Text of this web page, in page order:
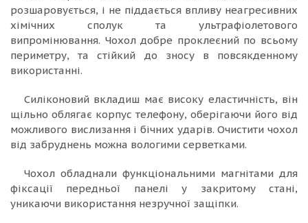
розшаровується, і не піддається впливу неагресивних
хімічних сполук та ультрафіолетового
випромінювання. Чохол добре проклеєний по всьому
периметру, та стійкий до зносу в повсякденному
використанні.
Силіконовий вкладиш має високу еластичність, він
щільно облягає корпус телефону, оберігаючи його від
можливого вислизання і бічних ударів. Очистити чохол
від забруднень можна вологими серветками.
Чохол обладнали функціональними магнітами для
фіксації передньої панелі у закритому стані,
уникаючи використання незручної защіпки.